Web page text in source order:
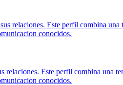
relaciones. Este perfil combina
conocidos.
Este perfil combina una
conocidos.